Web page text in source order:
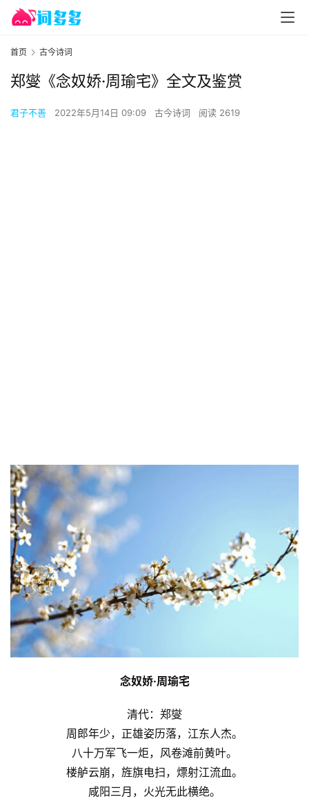
首页 古今诗词
郑燮《念奴娇·周瑜宅》全文及鉴赏
君子不善 2022年5月14日 09:09 古今诗词 阅读 2619
念奴娇·周瑜宅
清代：郑燮
周郎年少，正雄姿历落，江东人杰。
八十万军飞一炬，风卷滩前黄叶。
楼舻云崩，旌旗电扫，熛射江流血。
咸阳三月，火光无此横绝。